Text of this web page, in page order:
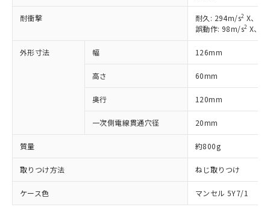
耐衝撃 耐久: 294m/s2 X、Y
誤動作: 98m/s2 X、Y
外形寸法 幅 126mm
高さ 60mm
奥行 120mm
一次側電線貫通穴径 20mm
質量 約800g
取りつけ方法 ねじ取りつけ
ケース色 マンセル 5Y7/1
既に当社にて対応品への在庫切替を完了
していることから、特段のことがない限
り、2022年1月12日より割愛しておりま
す。